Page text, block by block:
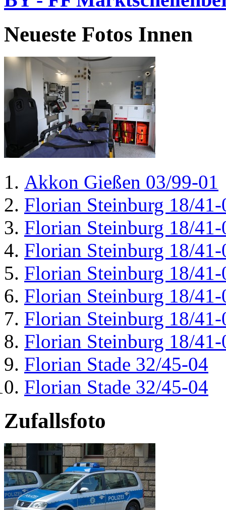
Neueste Fotos Innen
Akkon Gießen 03/99-01
Florian Steinburg 18/41-
Florian Steinburg 18/41-
Florian Steinburg 18/41-
Florian Steinburg 18/41-
Florian Steinburg 18/41-
Florian Steinburg 18/41-
Florian Steinburg 18/41-
Florian Stade 32/45-04
Florian Stade 32/45-04
Zufallsfoto